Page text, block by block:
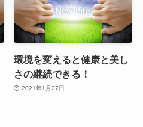
環境を変えると健康と美し
さの継続できる！
2021年1月27日